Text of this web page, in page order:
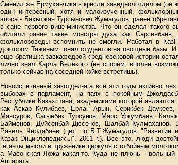
Сменил же Ермуханчика в кресле завидеолотделом (он
один интересный, хотя и малоизученный,
эпоса - Бахытжан Турсынович Жумагулов, ранее
в сане первого вице-министра. Что он сделал такого
обитали ранее такие монстры духа как
фольклороведы вспомнить не смогли. Работал в
доктором Тажиным гонял студентов на овощные базы.
еще братишка завкафедрой средневековой истории
лично знал Карла Великого (не спорим, вполне
только сейчас на соседней койке встретишь).
Новоиспеченный завотдел-ага все эти годы активно
выборах в парламент, на паях с покойным
Республики Казахстана, академиками которой
как Аскар Кулибаев, Ерлан Арын, Серикбек Даукеев,
Мансуров, Сагынбек Турсунов, Марс Уркумбаев,
Байменов, Дуйсенбай Дюсенов, Шалбай Кулмаханов,
Равиль Чердабаев (цит. по Б.Т.Жумагулов "Развитие
Казак Энциклопедиясы", 2001 г.). Все это, люди
гиганты мысли и труженики циркуля с отбойным
а Масонская Ложа какая-то. Куда не плюнь - вольный
Аппарата.